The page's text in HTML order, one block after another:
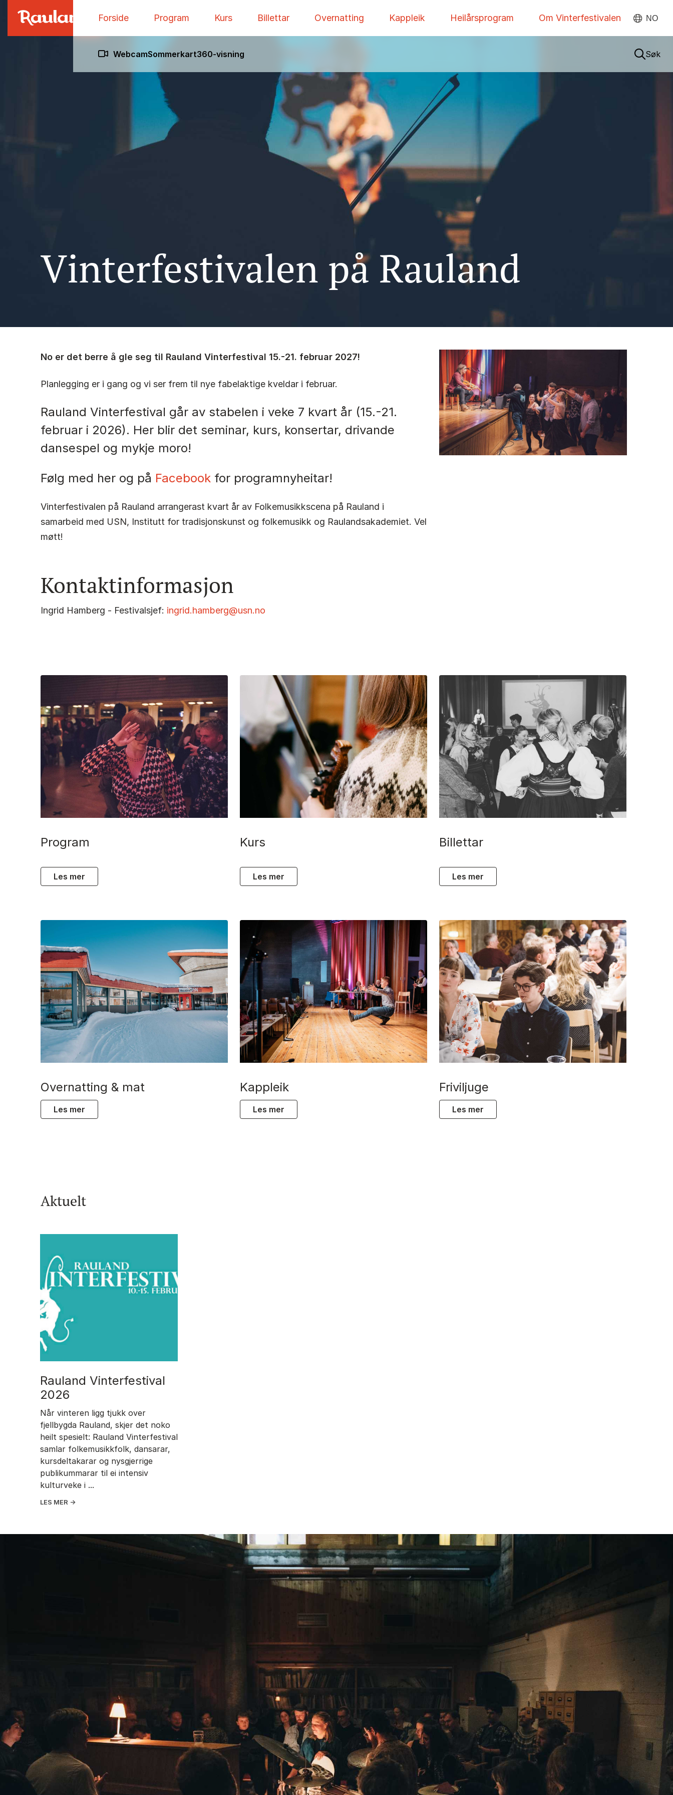
Forside Program Kurs Billettar Overnatting Kappleik Heilårsprogram Om Vinterfestivalen NO
WebcamSommerkart360-visning Søk
Vinterfestivalen på Rauland
No er det berre å gle seg til Rauland Vinterfestival 15.-21. februar 2027!
Planlegging er i gang og vi ser frem til nye fabelaktige kveldar i februar.
Rauland Vinterfestival går av stabelen i veke 7 kvart år (15.-21.
februar i 2026). Her blir det seminar, kurs, konsertar, drivande
dansespel og mykje moro!
Følg med her og på Facebookfor programnyheitar!
Vinterfestivalen på Rauland arrangerast kvart år av Folkemusikkscena på Rauland i
samarbeid med USN, Institutt for tradisjonskunst og folkemusikk og Raulandsakademiet. Vel
møtt!
Kontaktinformasjon
Ingrid Hamberg - Festivalsjef: ingrid.hamberg@usn.no
program
les mer
kurs
les mer
billettar
les mer
overnatting & mat
les mer
kappleik
les mer
friviljuge
les mer
Aktuelt
Rauland Vinterfestival
2026
Når vinteren ligg tjukk over
fjellbygda Rauland, skjer det noko
heilt spesielt: Rauland Vinterfestival
samlar folkemusikkfolk, dansarar,
kursdeltakarar og nysgjerrige
publikummarar til ei intensiv
kulturveke i ...
LES MER →